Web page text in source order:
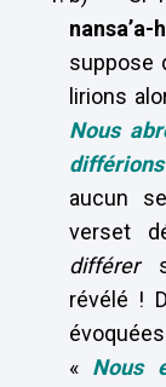
nansa’a-
suppose
lirions
Nous
différions
aucun
verset
différer
révélé !
« Nous